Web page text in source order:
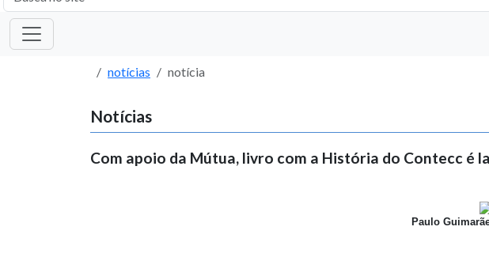
notícias notícia
Notícias
Com apoio da Mútua, livro com a História do Contecc é
Paulo